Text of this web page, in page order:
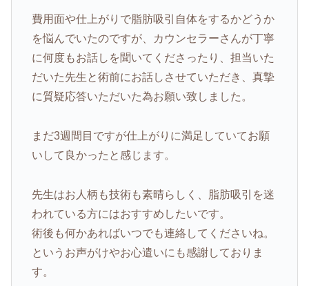
費用面や仕上がりで脂肪吸引自体をするかどうか
を悩んでいたのですが、カウンセラーさんが丁寧
に何度もお話しを聞いてくださったり、担当いた
だいた先生と術前にお話しさせていただき、真摯
に質疑応答いただいた為お願い致しました。
まだ3週間目ですが仕上がりに満足していてお願
いして良かったと感じます。
先生はお人柄も技術も素晴らしく、脂肪吸引を迷
われている方にはおすすめしたいです。
術後も何かあればいつでも連絡してくださいね。
というお声がけやお心遣いにも感謝しておりま
す。